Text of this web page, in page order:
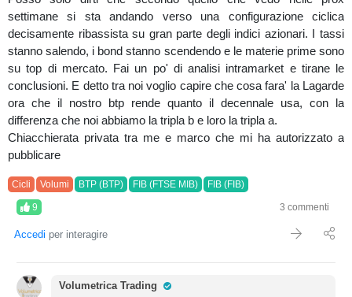
settimane si sta andando verso una configurazione ciclica
decisamente ribassista su gran parte degli indici azionari. I tassi
stanno salendo, i bond stanno scendendo e le materie prime sono
su top di mercato. Fai un po' di analisi intramarket e tirane le
conclusioni. E detto tra noi voglio capire che cosa fara' la Lagarde
ora che il nostro btp rende quanto il decennale usa, con la
differenza che noi abbiamo la tripla b e loro la tripla a.
Chiacchierata privata tra me e marco che mi ha autorizzato a
pubblicare
Cicli Volumi BTP (BTP) FIB (FTSE MIB) FIB (FIB)
9 3 commenti
Accedi per interagire
Volumetrica Trading